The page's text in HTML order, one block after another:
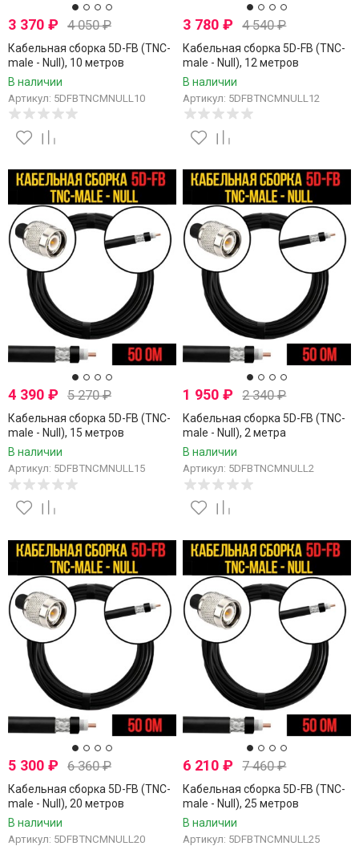
3 370 ₽ 4 050₽
Кабельная сборка 5D-FB (TNC-
male - Null), 10 метров
В наличии
Артикул: 5DFBTNCMNULL10
3 780₽ 4 540₽
Кабельная сборка 5D-FB (TNC-
male - Null), 12 метров
В наличии
Артикул: 5DFBTNCMNULL12
4 390 ₽ 5 270₽
Кабельная сборка 5D-FB (TNC-
male - Null), 15 метров
В наличии
Артикул: 5DFBTNCMNULL15
1 950₽ 2 340₽
Кабельная сборка 5D-FB (TNC-
male - Null), 2 метра
В наличии
Артикул: 5DFBTNCMNULL2
5 300 ₽ 6 360₽
Кабельная сборка 5D-FB (TNC-
male - Null), 20 метров
В наличии
Артикул: 5DFBTNCMNULL20
6 210₽ 7 460₽
Кабельная сборка 5D-FB (TNC-
male - Null), 25 метров
В наличии
Артикул: 5DFBTNCMNULL25